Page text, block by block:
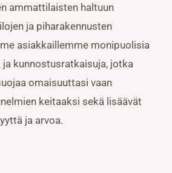
ammattilaisten haltuun
ja piharakennusten
asiakkaillemme monipuolisia
ja kunnostusratkaisuja, jotka
omaisuuttasi vaan
keitaaksi sekä lisäävät
ja arvoa.